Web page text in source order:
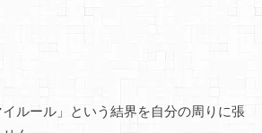
ルール」という結界を自分の周りに張